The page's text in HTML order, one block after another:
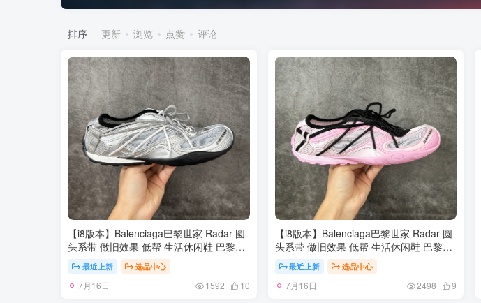
排序 更新 浏览 点赞 评论
【i8版本】Balenciaga巴黎世家 Radar 圆
头系带 做旧效果 低帮 生活休闲鞋 巴黎世
家25代 轻薄款经典黑出货 这个非常适合
春夏季 很薄很轻 摆脱了巴黎世家往昔那种
笨重的观念 尺码：35-42
最近上新 选品中心
7月16日 1592 10
【i8版本】Balenciaga巴黎世家 Radar 圆
头系带 做旧效果 低帮 生活休闲鞋 巴黎世
家25代 轻薄款经典黑出货 这个非常适合
春夏季 很薄很轻 摆脱了巴黎世家往昔那种
笨重的观念 尺码：35-42
最近上新 选品中心
7月16日 2498 9